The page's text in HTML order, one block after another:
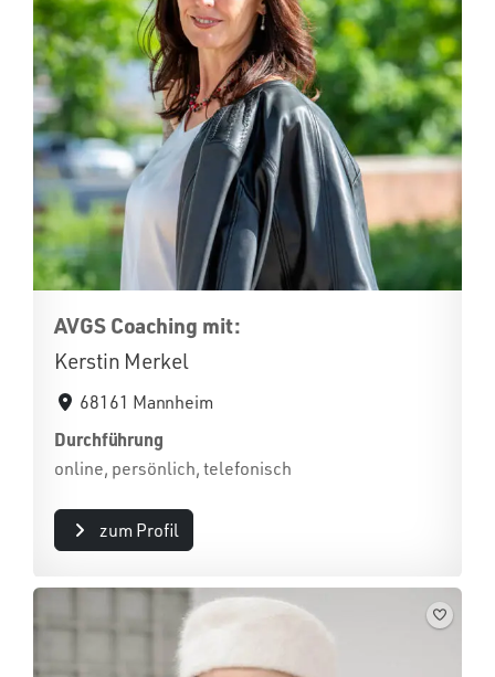
AVGS Coaching mit:
Kerstin Merkel
68161 Mannheim
Durchführung
online, persönlich, telefonisch
zum Profil